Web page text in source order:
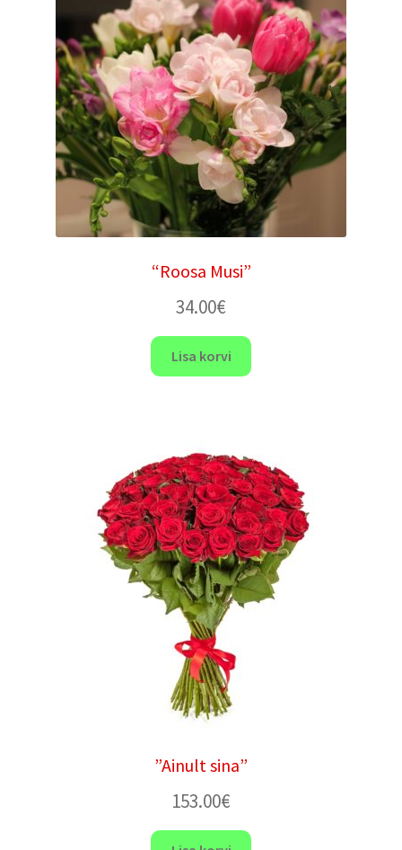
“Roosa Musi”
34.00€
Lisa korvi
”Ainult sina”
153.00€